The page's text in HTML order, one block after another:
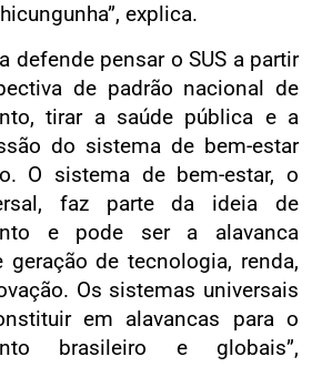
explica.
defende pensar o SUS a partir
de padrão nacional de
tirar a saúde pública e a
do sistema de bem-estar
O sistema de bem-estar, o
faz parte da ideia de
e pode ser a alavanca
geração de tecnologia, renda,
Os sistemas universais
em alavancas para o
brasileiro e globais”,